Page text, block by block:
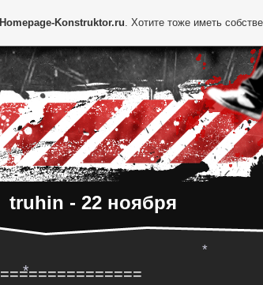
truhin - 22 ноября
Homepage-Konstruktor.ru. Хотите тоже иметь